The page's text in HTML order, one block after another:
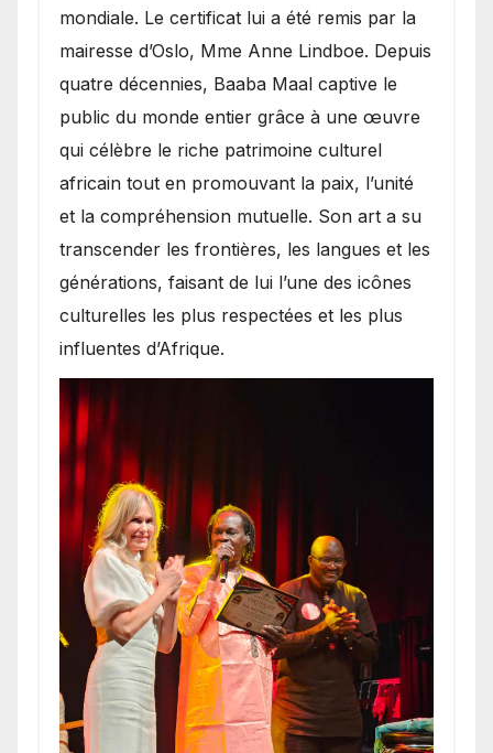
mondiale. Le certificat lui a été remis par la
mairesse d’Oslo, Mme Anne Lindboe. Depuis
quatre décennies, Baaba Maal captive le
public du monde entier grâce à une œuvre
qui célèbre le riche patrimoine culturel
africain tout en promouvant la paix, l’unité
et la compréhension mutuelle. Son art a su
transcender les frontières, les langues et les
générations, faisant de lui l’une des icônes
culturelles les plus respectées et les plus
influentes d’Afrique.